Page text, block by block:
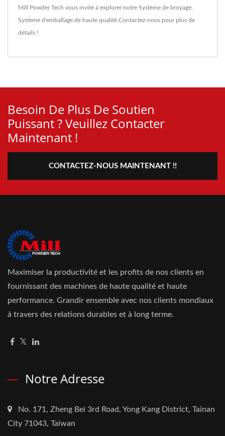
Mill Powder Tech vous invite à explorer notre Système de broyage
Système d'emballage de haute qualité. Contactez-nous pour plus de
détails !
Besoin De Plus De Soutien
Puissant ? Veuillez Contacter
Maintenant !
CONTACTEZ-NOUS MAINTENANT !!
Maximiser la productivité et les profits de nos clients en
fournissant des machines de haute qualité et haute
performance. Grandir ensemble avec nos clients mondiaux
à travers des relations durables et à long terme.
Notre Adresse
No. 171, Zheng Bei 3rd Road, Yong Kang District, Tainan
City 71043, Taiwan